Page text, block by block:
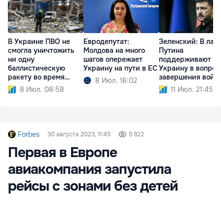
В Украине ПВО не
смогла уничтожить
ни одну
баллистическую
ракету во время
атаки РФ
8 Июл. 08:58
Евродепутат:
Молдова на много
шагов опережает
Украину на пути в ЕС
8 Июл. 16:02
Зеленский: В
Путина
поддерживают
Украину в
завершения
11 Июл. 21:45
Forbes 30 августа 2023, 11:45 5 922
Первая в Европе
авиакомпания запустила
рейсы с зонами без детей